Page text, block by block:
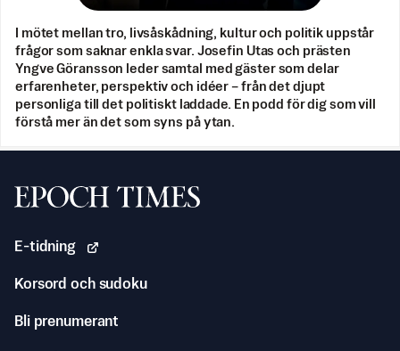
I mötet mellan tro, livsåskådning, kultur och politik uppstår
frågor som saknar enkla svar. Josefin Utas och prästen
Yngve Göransson leder samtal med gäster som delar
erfarenheter, perspektiv och idéer – från det djupt
personliga till det politiskt laddade. En podd för dig som vill
förstå mer än det som syns på ytan.
Svenska Epoch Times
E-tidning
Korsord och sudoku
Bli prenumerant